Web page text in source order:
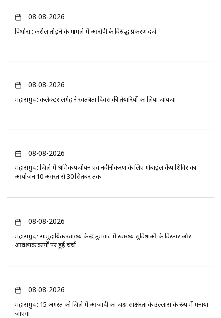
08-08-2026
पिथौरा : करील तोड़ने के मामले में आरोपी के विरुद्ध प्रकरण दर्ज
08-08-2026
महासमुंद : कलेक्टर लंगेह ने स्वतंत्रता दिवस की तैयारियों का लिया जायजा
08-08-2026
महासमुंद : जिले में श्रमिक पंजीयन एवं नवीनीकरण के लिए मोबाइल कैंप शिविर का
आयोजन 10 अगस्त से 30 सितंबर तक
08-08-2026
महासमुंद : सामुदायिक स्वास्थ्य केन्द्र तुमगांव में स्वास्थ्य सुविधाओं के विस्तार और
आवश्यक कार्यों पर हुई चर्चा
08-08-2026
महासमुंद : 15 अगस्त को जिले में आजादी का जश्न साक्षरता के उल्लास के रूप में मनाया
जाएगा